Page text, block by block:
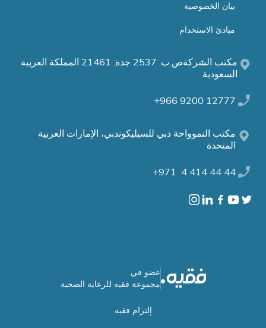
بيان الخصوصية
مبادئ الاستخدام
مكتب الشركةص.ب: 2537 جدة: 21461 المملكة العربية
السعودية
12777 9200 966+
مكتب النموواحة دبي للسيليكوندبي، الإمارات العربية
المتحدة
44 44 414 4 971+
عضو في
مجموعة فقيه للرعاية الصحية
إلتزام فقيه